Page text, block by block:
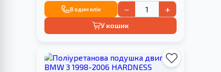
В один клік − +
У кошик